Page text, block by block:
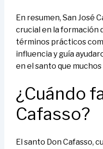
En resumen, San José
crucial en la formación
términos prácticos
influencia y guía
en el santo que
¿Cuándo
Cafasso?
El santo Don Cafasso,